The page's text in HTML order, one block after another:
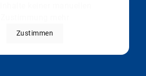
Zustimmen